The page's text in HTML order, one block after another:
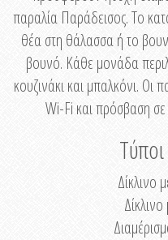
παραλία Παράδεισος. Το
θέα στη θάλασσα ή το
βουνό. Κάθε μονάδα
κουζινάκι και μπαλκόνι. Οι
Wi-Fi και πρόσβαση σε
Δίκλινο